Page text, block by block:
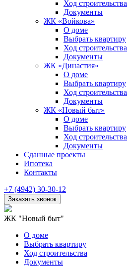
Ход строительства
Документы
ЖК «Войкова»
О доме
Выбрать квартиру
Ход строительства
Документы
ЖК «Династия»
О доме
Выбрать квартиру
Ход строительства
Документы
ЖК «Новый быт»
О доме
Выбрать квартиру
Ход строительства
Документы
Сданные проекты
Ипотека
Контакты
+7 (4942) 30-30-12
ЖК "Новый быт"
О доме
Выбрать квартиру
Ход строительства
Документы